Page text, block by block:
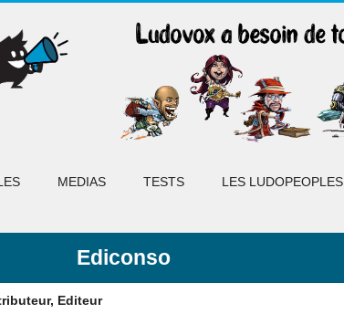
MEDIAS TESTS LES LUDOPEOPLES
Ediconso
Editeur